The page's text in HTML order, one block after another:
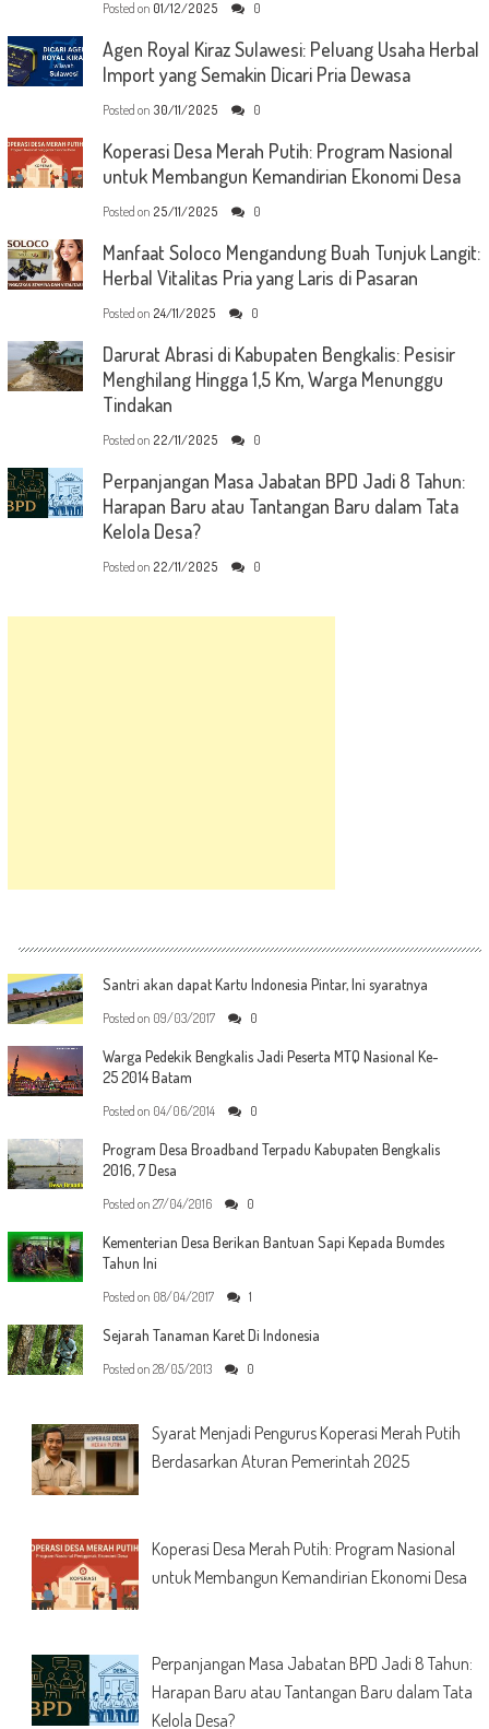
Posted on 01/12/2025 0
Agen Royal Kiraz Sulawesi: Peluang Usaha Herbal
Import yang Semakin Dicari Pria Dewasa
Posted on 30/11/2025 0
Koperasi Desa Merah Putih: Program Nasional
untuk Membangun Kemandirian Ekonomi Desa
Posted on 25/11/2025 0
Manfaat Soloco Mengandung Buah Tunjuk Langit:
Herbal Vitalitas Pria yang Laris di Pasaran
Posted on 24/11/2025 0
Darurat Abrasi di Kabupaten Bengkalis: Pesisir
Menghilang Hingga 1,5 Km, Warga Menunggu
Tindakan
Posted on 22/11/2025 0
Perpanjangan Masa Jabatan BPD Jadi 8 Tahun:
Harapan Baru atau Tantangan Baru dalam Tata
Kelola Desa?
Posted on 22/11/2025 0
Santri akan dapat Kartu Indonesia Pintar, Ini syaratnya
Posted on 09/03/2017 0
Warga Pedekik Bengkalis Jadi Peserta MTQ Nasional Ke-
25 2014 Batam
Posted on 04/06/2014 0
Program Desa Broadband Terpadu Kabupaten Bengkalis
2016, 7 Desa
Posted on 27/04/2016 0
Kementerian Desa Berikan Bantuan Sapi Kepada Bumdes
Tahun Ini
Posted on 08/04/2017 1
Sejarah Tanaman Karet Di Indonesia
Posted on 28/05/2013 0
Syarat Menjadi Pengurus Koperasi Merah Putih
Berdasarkan Aturan Pemerintah 2025
Koperasi Desa Merah Putih: Program Nasional
untuk Membangun Kemandirian Ekonomi Desa
Perpanjangan Masa Jabatan BPD Jadi 8 Tahun:
Harapan Baru atau Tantangan Baru dalam Tata
Kelola Desa?